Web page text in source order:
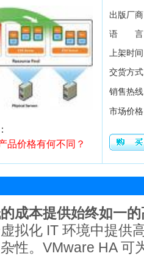
品价格有何不同？
出版厂
语 言
上架时
交货方
销售热
市场价
成本提供始终如一
拟化 IT 环境中提供
性。VMware HA 可